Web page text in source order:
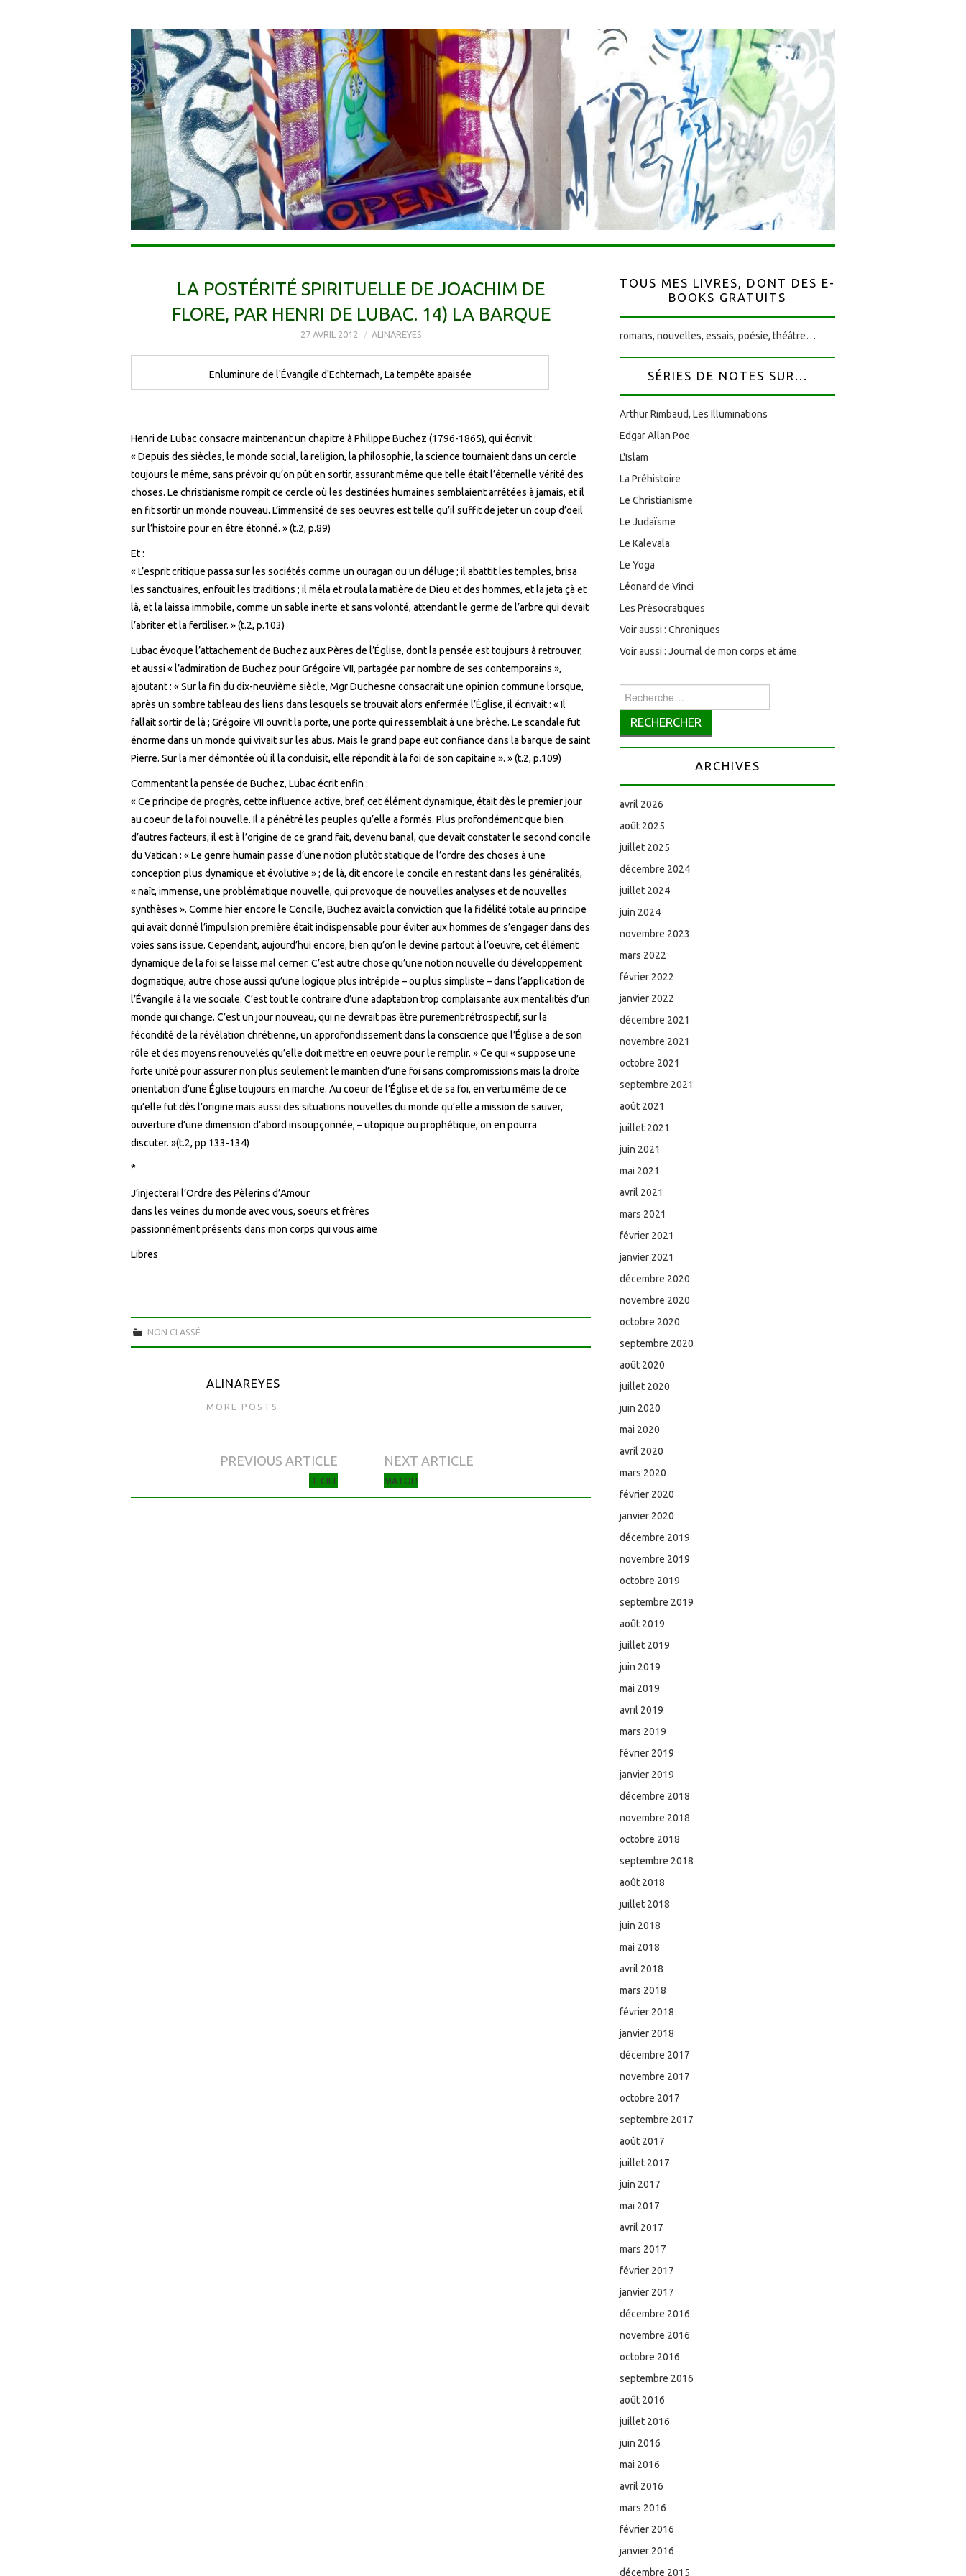
LA POSTÉRITÉ SPIRITUELLE DE JOACHIM DE
FLORE, PAR HENRI DE LUBAC. 14) LA BARQUE
27 AVRIL 2012 ALINAREYES
Enluminure de l'Évangile d'Echternach, La tempête apaisée
Henri de Lubac consacre maintenant un chapitre à Philippe Buchez (1796-1865), qui écrivit :
« Depuis des siècles, le monde social, la religion, la philosophie, la science tournaient dans un cercle
toujours le même, sans prévoir qu’on pût en sortir, assurant même que telle était l’éternelle vérité des
choses. Le christianisme rompit ce cercle où les destinées humaines semblaient arrêtées à jamais, et il
en fit sortir un monde nouveau. L’immensité de ses oeuvres est telle qu’il suffit de jeter un coup d’oeil
sur l’histoire pour en être étonné. » (t.2, p.89)
Et :
« L’esprit critique passa sur les sociétés comme un ouragan ou un déluge ; il abattit les temples, brisa
les sanctuaires, enfouit les traditions ; il mêla et roula la matière de Dieu et des hommes, et la jeta çà et
là, et la laissa immobile, comme un sable inerte et sans volonté, attendant le germe de l’arbre qui devait
l’abriter et la fertiliser. » (t.2, p.103)
Lubac évoque l’attachement de Buchez aux Pères de l’Église, dont la pensée est toujours à retrouver,
et aussi « l’admiration de Buchez pour Grégoire VII, partagée par nombre de ses contemporains »,
ajoutant : « Sur la fin du dix-neuvième siècle, Mgr Duchesne consacrait une opinion commune lorsque,
après un sombre tableau des liens dans lesquels se trouvait alors enfermée l’Église, il écrivait : « Il
fallait sortir de là ; Grégoire VII ouvrit la porte, une porte qui ressemblait à une brèche. Le scandale fut
énorme dans un monde qui vivait sur les abus. Mais le grand pape eut confiance dans la barque de saint
Pierre. Sur la mer démontée où il la conduisit, elle répondit à la foi de son capitaine ». » (t.2, p.109)
Commentant la pensée de Buchez, Lubac écrit enfin :
« Ce principe de progrès, cette influence active, bref, cet élément dynamique, était dès le premier jour
au coeur de la foi nouvelle. Il a pénétré les peuples qu’elle a formés. Plus profondément que bien
d’autres facteurs, il est à l’origine de ce grand fait, devenu banal, que devait constater le second concile
du Vatican : « Le genre humain passe d’une notion plutôt statique de l’ordre des choses à une
conception plus dynamique et évolutive » ; de là, dit encore le concile en restant dans les généralités,
« naît, immense, une problématique nouvelle, qui provoque de nouvelles analyses et de nouvelles
synthèses ». Comme hier encore le Concile, Buchez avait la conviction que la fidélité totale au principe
qui avait donné l’impulsion première était indispensable pour éviter aux hommes de s’engager dans des
voies sans issue. Cependant, aujourd’hui encore, bien qu’on le devine partout à l’oeuvre, cet élément
dynamique de la foi se laisse mal cerner. C’est autre chose qu’une notion nouvelle du développement
dogmatique, autre chose aussi qu’une logique plus intrépide – ou plus simpliste – dans l’application de
l’Évangile à la vie sociale. C’est tout le contraire d’une adaptation trop complaisante aux mentalités d’un
monde qui change. C’est un jour nouveau, qui ne devrait pas être purement rétrospectif, sur la
fécondité de la révélation chrétienne, un approfondissement dans la conscience que l’Église a de son
rôle et des moyens renouvelés qu’elle doit mettre en oeuvre pour le remplir. » Ce qui « suppose une
forte unité pour assurer non plus seulement le maintien d’une foi sans compromissions mais la droite
orientation d’une Église toujours en marche. Au coeur de l’Église et de sa foi, en vertu même de ce
qu’elle fut dès l’origine mais aussi des situations nouvelles du monde qu’elle a mission de sauver,
ouverture d’une dimension d’abord insoupçonnée, – utopique ou prophétique, on en pourra
discuter. »(t.2, pp 133-134)
*
J’injecterai l’Ordre des Pèlerins d’Amour
dans les veines du monde avec vous, soeurs et frères
passionnément présents dans mon corps qui vous aime
Libres
NON CLASSÉ
ALINAREYES
MORE POSTS
Navigation des articles
PREVIOUS ARTICLE
LE CIEL
NEXT ARTICLE
MA FOI !
TOUS MES LIVRES, DONT DES E-
BOOKS GRATUITS
romans, nouvelles, essais, poésie, théâtre…
SÉRIES DE NOTES SUR...
Arthur Rimbaud, Les Illuminations
Edgar Allan Poe
L'Islam
La Préhistoire
Le Christianisme
Le Judaïsme
Le Kalevala
Le Yoga
Léonard de Vinci
Les Présocratiques
Voir aussi : Chroniques
Voir aussi : Journal de mon corps et âme
Rechercher :
ARCHIVES
avril 2026
août 2025
juillet 2025
décembre 2024
juillet 2024
juin 2024
novembre 2023
mars 2022
février 2022
janvier 2022
décembre 2021
novembre 2021
octobre 2021
septembre 2021
août 2021
juillet 2021
juin 2021
mai 2021
avril 2021
mars 2021
février 2021
janvier 2021
décembre 2020
novembre 2020
octobre 2020
septembre 2020
août 2020
juillet 2020
juin 2020
mai 2020
avril 2020
mars 2020
février 2020
janvier 2020
décembre 2019
novembre 2019
octobre 2019
septembre 2019
août 2019
juillet 2019
juin 2019
mai 2019
avril 2019
mars 2019
février 2019
janvier 2019
décembre 2018
novembre 2018
octobre 2018
septembre 2018
août 2018
juillet 2018
juin 2018
mai 2018
avril 2018
mars 2018
février 2018
janvier 2018
décembre 2017
novembre 2017
octobre 2017
septembre 2017
août 2017
juillet 2017
juin 2017
mai 2017
avril 2017
mars 2017
février 2017
janvier 2017
décembre 2016
novembre 2016
octobre 2016
septembre 2016
août 2016
juillet 2016
juin 2016
mai 2016
avril 2016
mars 2016
février 2016
janvier 2016
décembre 2015